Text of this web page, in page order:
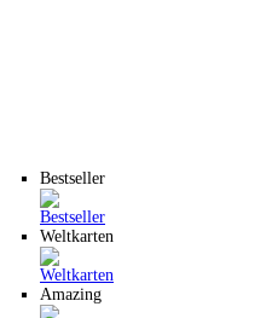
Bestseller
Weltkarten
Amazing